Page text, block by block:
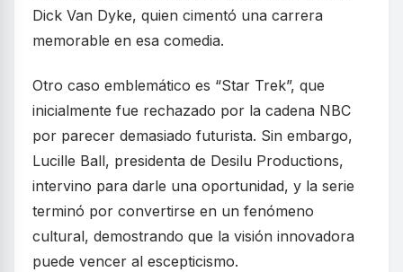
Dick Van Dyke, quien cimentó una carrera
memorable en esa comedia.
Otro caso emblemático es “Star Trek”, que
inicialmente fue rechazado por la cadena NBC
por parecer demasiado futurista. Sin embargo,
Lucille Ball, presidenta de Desilu Productions,
intervino para darle una oportunidad, y la serie
terminó por convertirse en un fenómeno
cultural, demostrando que la visión innovadora
puede vencer al escepticismo.